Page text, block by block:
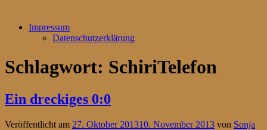
Impressum
Datenschutzerklärung
Schlagwort: SchiriTelefon
Ein dreckiges 0:0
Veröffentlicht am 27. Oktober 201310. November 2013 von Sonja